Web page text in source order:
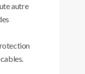
autre